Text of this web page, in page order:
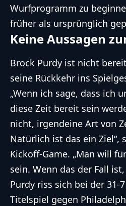
Wurfprogramm zu
früher als ursprünglich
Keine Aussagen
Brock Purdy ist nicht
seine Rückkehr ins
„Wenn ich sage, dass ich
diese Zeit bereit sein
nicht, irgendeine Art von
Natürlich ist das ein Ziel“,
Kickoff-Game. „Man will
sein. Wenn das der Fall
Purdy riss sich bei der 31-
Titelspiel gegen